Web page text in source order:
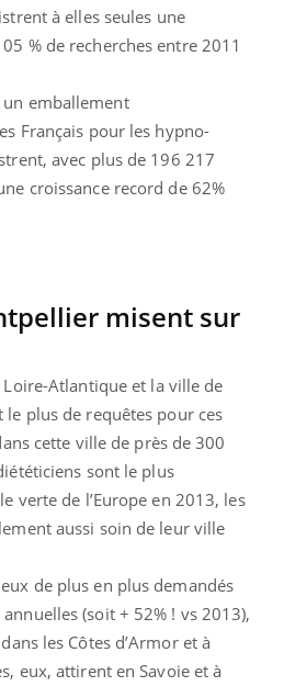
à elles seules une
% de recherches entre 2011
emballement
Français pour les hypno-
avec plus de 196 217
croissance record de 62%
misent sur
Loire-Atlantique et la ville de
plus de requêtes pour ces
cette ville de près de 300
sont le plus
verte de l’Europe en 2013, les
aussi soin de leur ville
de plus en plus demandés
(soit + 52% ! vs 2013),
les Côtes d’Armor et à
eux, attirent en Savoie et à